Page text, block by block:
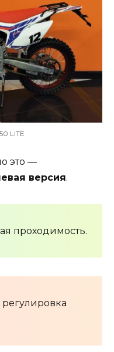
LITE
это —
версия.
проходимость.